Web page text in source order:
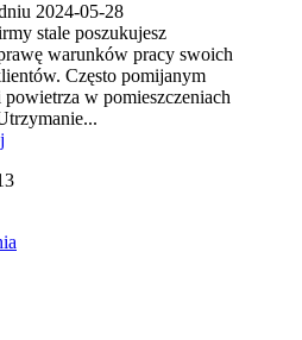
2024-05-28
stale poszukujesz
warunków pracy swoich
Często pomijanym
powietrza w pomieszczeniach